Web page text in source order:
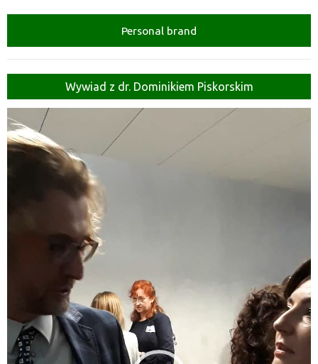
Personal brand
Wywiad z dr. Dominikiem Piskorskim
Odtwarzacz
video